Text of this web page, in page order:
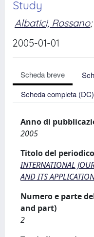
Study
Albatici, Rossano;
2005-01-01
Scheda breve
Scheda completa (DC)
Anno di
2005
Titolo del
INTERNATIONAL
AND ITS
Numero e parte
and part)
2